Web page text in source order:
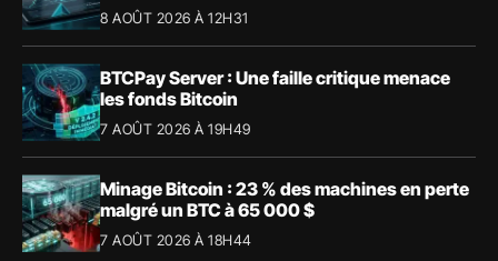
8 AOÛT 2026 À 12H31
BTCPay Server : Une faille critique menace
les fonds Bitcoin
7 AOÛT 2026 À 19H49
Minage Bitcoin : 23 % des machines en perte
malgré un BTC à 65 000 $
7 AOÛT 2026 À 18H44